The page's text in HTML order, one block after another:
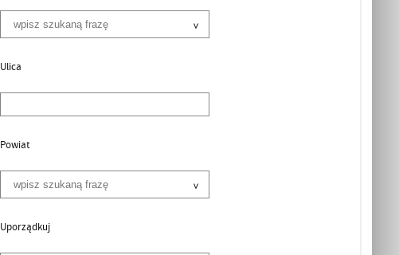
Ulica
Powiat
Uporządkuj